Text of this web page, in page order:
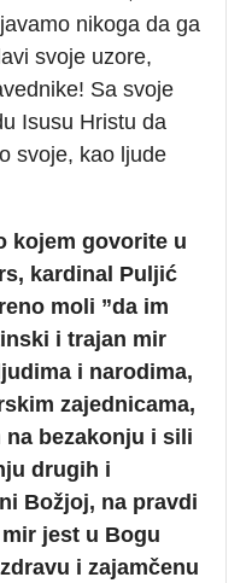
nikoga da ga
svoje uzore,
Sa svoje
Isusu Hristu da
svoje, kao ljude
kojem govorite u
kardinal Puljić
moli ”da im
i trajan mir
i narodima,
zajednicama,
bezakonju i sili
drugih i
Božjoj, na pravdi
jest u Bogu
i zajamčenu